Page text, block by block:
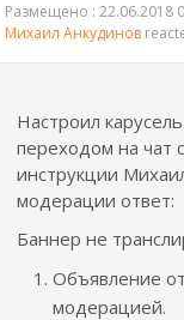
Размещено : 22.06.2018
Михаил Анкудинов
Настроил
переходом на чат
инструкции
модерации ответ:
Баннер не
Объявление
модерацией.